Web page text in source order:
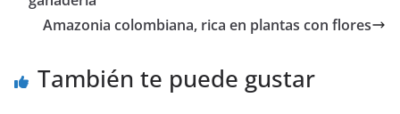
alternativa para
mejorar sus ingresos y
Amazonia colombiana, rica en plantas con flores
También te puede gustar